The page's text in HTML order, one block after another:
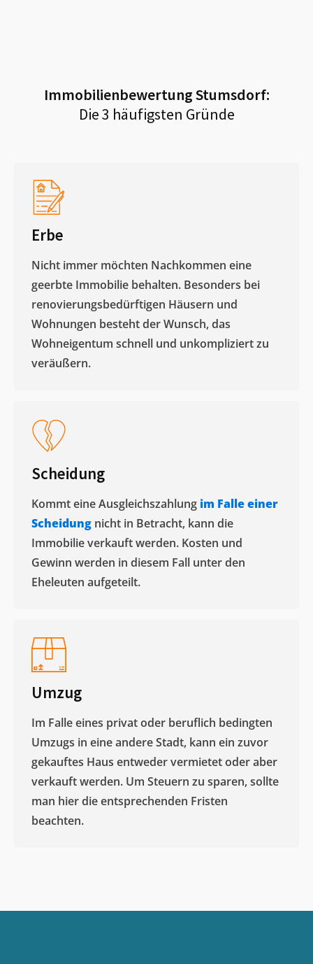
ImmobilienbewertungStumsdorf:
Die 3 häufigsten Gründe
Erbe
Nicht immer möchten Nachkommen eine
geerbte Immobilie behalten. Besonders bei
renovierungsbedürftigen Häusern und
Wohnungen besteht der Wunsch, das
Wohneigentum schnell und unkompliziert zu
veräußern. ​
Scheidung
Kommt eine Ausgleichszahlung im Falle einer
Scheidung nicht in Betracht, kann die
Immobilie verkauft werden. Kosten und
Gewinn werden in diesem Fall unter den
Eheleuten aufgeteilt.​
Umzug
Im Falle eines privat oder beruflich bedingten
Umzugs in eine andere Stadt, kann ein zuvor
gekauftes Haus entweder vermietet oder aber
verkauft werden. Um Steuern zu sparen, sollte
man hier die entsprechenden Fristen
beachten.